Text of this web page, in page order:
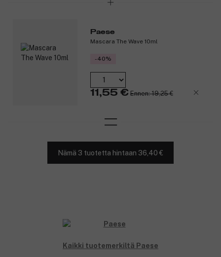
Paese
Mascara The Wave 10ml
-40%
11,55 € Ennen: 19,25 €
Nämä 3 tuotetta hintaan 36,40 €
Kaikki tuotemerkiltä Paese